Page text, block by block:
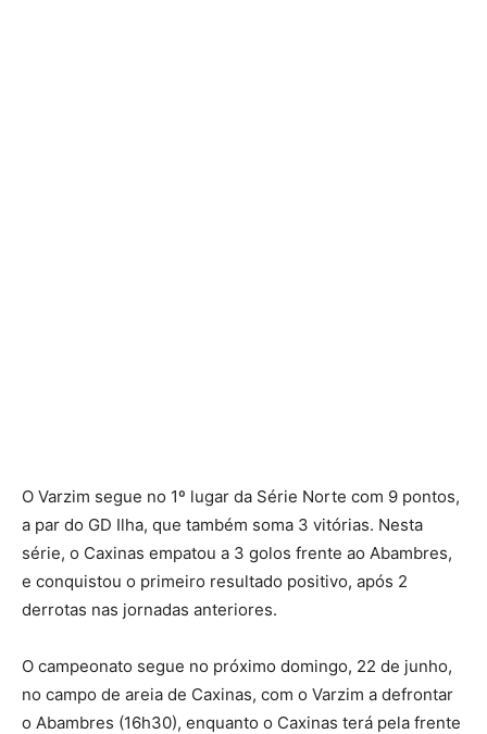
O Varzim segue no 1º lugar da Série Norte com 9 pontos,
a par do GD Ilha, que também soma 3 vitórias. Nesta
série, o Caxinas empatou a 3 golos frente ao Abambres,
e conquistou o primeiro resultado positivo, após 2
derrotas nas jornadas anteriores.
O campeonato segue no próximo domingo, 22 de junho,
no campo de areia de Caxinas, com o Varzim a defrontar
o Abambres (16h30), enquanto o Caxinas terá pela frente